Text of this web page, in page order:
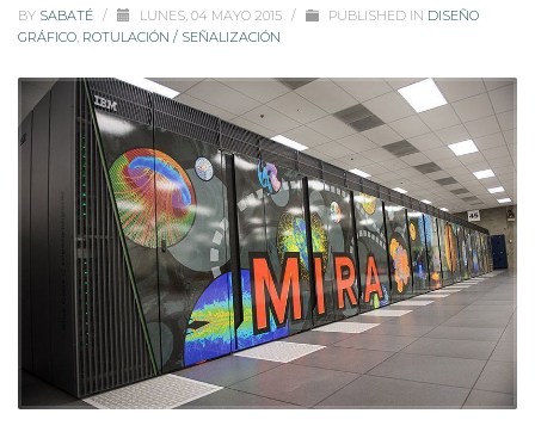
BY SABATÉ / LUNES, 04 MAYO 2015 / PUBLISHED IN DISEÑO
GRÁFICO, ROTULACIÓN / SEÑALIZACIÓN